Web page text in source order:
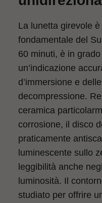
La lunetta girevole
fondamentale del
60 minuti, è in
un’indicazione
d’immersione e
decompressione.
ceramica
corrosione, il disco
praticamente
luminescente sullo
leggibilità anche
luminosità. Il
studiato per offrire